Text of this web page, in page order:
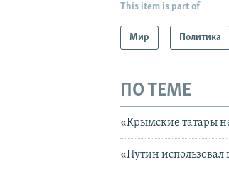
This item is part of
Мир Политика
ПО ТЕМЕ
«Крымские татары
«Путин использовал